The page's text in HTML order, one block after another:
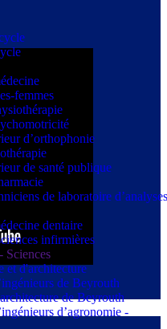
femmes
d’orthophonie
de santé publique
de laboratoire d’analyses
dentaire
infirmières
Sciences
et d'architecture
de Beyrouth
de Beyrouth
d’agronomie -